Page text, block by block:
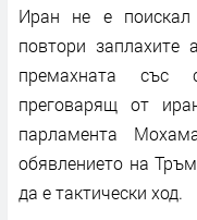
Иран не е
повтори заплахите
премахната със
преговарящ от
парламента
обявлението на
да е тактически ход.